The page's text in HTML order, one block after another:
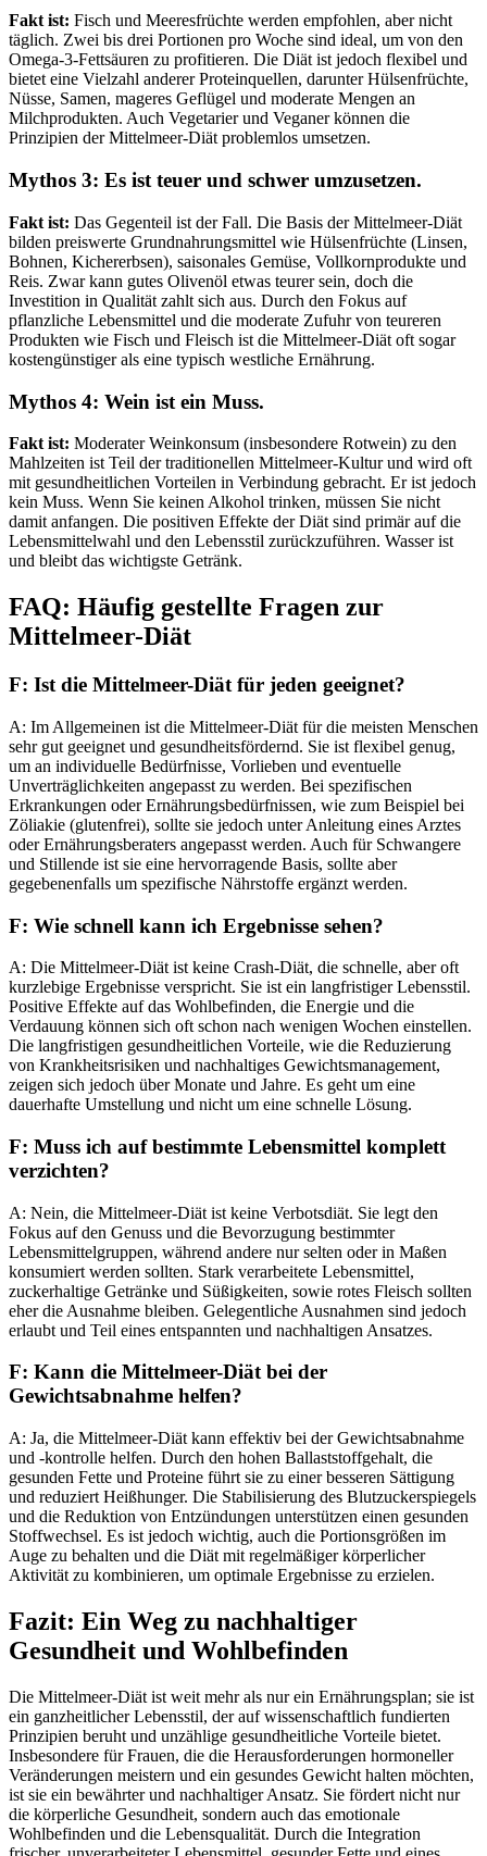
Fakt ist: Fisch und Meeresfrüchte werden empfohlen, aber nicht
täglich. Zwei bis drei Portionen pro Woche sind ideal, um von den
Omega-3-Fettsäuren zu profitieren. Die Diät ist jedoch flexibel und
bietet eine Vielzahl anderer Proteinquellen, darunter Hülsenfrüchte,
Nüsse, Samen, mageres Geflügel und moderate Mengen an
Milchprodukten. Auch Vegetarier und Veganer können die
Prinzipien der Mittelmeer-Diät problemlos umsetzen.
Mythos 3: Es ist teuer und schwer umzusetzen.
Fakt ist: Das Gegenteil ist der Fall. Die Basis der Mittelmeer-Diät
bilden preiswerte Grundnahrungsmittel wie Hülsenfrüchte (Linsen,
Bohnen, Kichererbsen), saisonales Gemüse, Vollkornprodukte und
Reis. Zwar kann gutes Olivenöl etwas teurer sein, doch die
Investition in Qualität zahlt sich aus. Durch den Fokus auf
pflanzliche Lebensmittel und die moderate Zufuhr von teureren
Produkten wie Fisch und Fleisch ist die Mittelmeer-Diät oft sogar
kostengünstiger als eine typisch westliche Ernährung.
Mythos 4: Wein ist ein Muss.
Fakt ist: Moderater Weinkonsum (insbesondere Rotwein) zu den
Mahlzeiten ist Teil der traditionellen Mittelmeer-Kultur und wird oft
mit gesundheitlichen Vorteilen in Verbindung gebracht. Er ist jedoch
kein Muss. Wenn Sie keinen Alkohol trinken, müssen Sie nicht
damit anfangen. Die positiven Effekte der Diät sind primär auf die
Lebensmittelwahl und den Lebensstil zurückzuführen. Wasser ist
und bleibt das wichtigste Getränk.
FAQ: Häufig gestellte Fragen zur
Mittelmeer-Diät
F: Ist die Mittelmeer-Diät für jeden geeignet?
A: Im Allgemeinen ist die Mittelmeer-Diät für die meisten Menschen
sehr gut geeignet und gesundheitsfördernd. Sie ist flexibel genug,
um an individuelle Bedürfnisse, Vorlieben und eventuelle
Unverträglichkeiten angepasst zu werden. Bei spezifischen
Erkrankungen oder Ernährungsbedürfnissen, wie zum Beispiel bei
Zöliakie (glutenfrei), sollte sie jedoch unter Anleitung eines Arztes
oder Ernährungsberaters angepasst werden. Auch für Schwangere
und Stillende ist sie eine hervorragende Basis, sollte aber
gegebenenfalls um spezifische Nährstoffe ergänzt werden.
F: Wie schnell kann ich Ergebnisse sehen?
A: Die Mittelmeer-Diät ist keine Crash-Diät, die schnelle, aber oft
kurzlebige Ergebnisse verspricht. Sie ist ein langfristiger Lebensstil.
Positive Effekte auf das Wohlbefinden, die Energie und die
Verdauung können sich oft schon nach wenigen Wochen einstellen.
Die langfristigen gesundheitlichen Vorteile, wie die Reduzierung
von Krankheitsrisiken und nachhaltiges Gewichtsmanagement,
zeigen sich jedoch über Monate und Jahre. Es geht um eine
dauerhafte Umstellung und nicht um eine schnelle Lösung.
F: Muss ich auf bestimmte Lebensmittel komplett
verzichten?
A: Nein, die Mittelmeer-Diät ist keine Verbotsdiät. Sie legt den
Fokus auf den Genuss und die Bevorzugung bestimmter
Lebensmittelgruppen, während andere nur selten oder in Maßen
konsumiert werden sollten. Stark verarbeitete Lebensmittel,
zuckerhaltige Getränke und Süßigkeiten, sowie rotes Fleisch sollten
eher die Ausnahme bleiben. Gelegentliche Ausnahmen sind jedoch
erlaubt und Teil eines entspannten und nachhaltigen Ansatzes.
F: Kann die Mittelmeer-Diät bei der
Gewichtsabnahme helfen?
A: Ja, die Mittelmeer-Diät kann effektiv bei der Gewichtsabnahme
und -kontrolle helfen. Durch den hohen Ballaststoffgehalt, die
gesunden Fette und Proteine führt sie zu einer besseren Sättigung
und reduziert Heißhunger. Die Stabilisierung des Blutzuckerspiegels
und die Reduktion von Entzündungen unterstützen einen gesunden
Stoffwechsel. Es ist jedoch wichtig, auch die Portionsgrößen im
Auge zu behalten und die Diät mit regelmäßiger körperlicher
Aktivität zu kombinieren, um optimale Ergebnisse zu erzielen.
Fazit: Ein Weg zu nachhaltiger
Gesundheit und Wohlbefinden
Die Mittelmeer-Diät ist weit mehr als nur ein Ernährungsplan; sie ist
ein ganzheitlicher Lebensstil, der auf wissenschaftlich fundierten
Prinzipien beruht und unzählige gesundheitliche Vorteile bietet.
Insbesondere für Frauen, die die Herausforderungen hormoneller
Veränderungen meistern und ein gesundes Gewicht halten möchten,
ist sie ein bewährter und nachhaltiger Ansatz. Sie fördert nicht nur
die körperliche Gesundheit, sondern auch das emotionale
Wohlbefinden und die Lebensqualität. Durch die Integration